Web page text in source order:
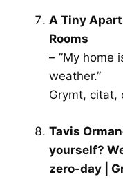
A Tiny
Rooms
– ”My home
weather.”
Grymt, citat,
Tavis
yourself?
zero-day |